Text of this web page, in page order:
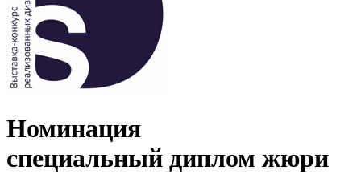
Номинация
специальный диплом жюри